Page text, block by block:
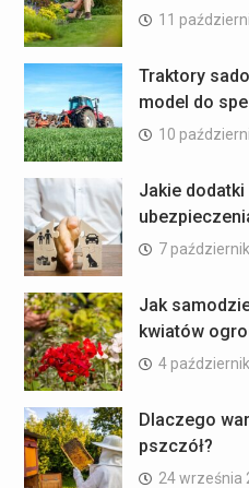
11
Traktory
model do
10
Jakie dodatki
7
Jak
kwiatów
4
Dlaczego
pszczół?
24 września